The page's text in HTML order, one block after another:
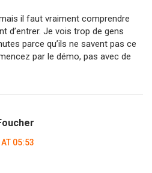
il faut vraiment comprendre
d’entrer. Je vois trop de gens
parce qu’ils ne savent pas ce
par le démo, pas avec de
05:53